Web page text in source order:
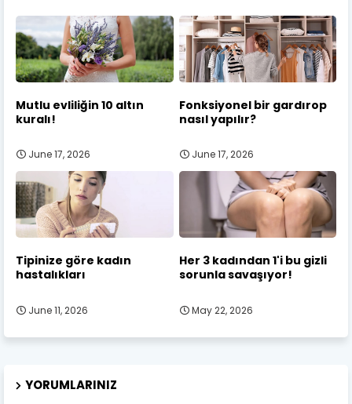
Mutlu evliliğin 10 altın
kuralı!
June 17, 2026
Fonksiyonel bir gardırop
nasıl yapılır?
June 17, 2026
Tipinize göre kadın
hastalıkları
June 11, 2026
Her 3 kadından 1'i bu gizli
sorunla savaşıyor!
May 22, 2026
YORUMLARINIZ